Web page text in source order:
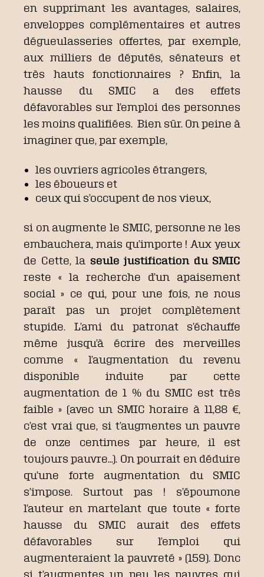
en supprimant les avantages, salaires,
enveloppes complémentaires et autres
dégueulasseries offertes, par exemple,
aux milliers de députés, sénateurs et
très hauts fonctionnaires ? Enfin, la
hausse du SMIC a des effets
défavorables sur l’emploi des personnes
les moins qualifiées. Bien sûr. On peine à
imaginer que, par exemple,
les ouvriers agricoles étrangers,
les éboueurs et
ceux qui s’occupent de nos vieux,
si on augmente le SMIC, personne ne les
embauchera, mais qu’importe ! Aux yeux
de Cette, la seule justification du SMIC
reste « la recherche d’un apaisement
social » ce qui, pour une fois, ne nous
paraît pas un projet complètement
stupide. L’ami du patronat s’échauffe
même jusqu’à écrire des merveilles
comme « l’augmentation du revenu
disponible induite par cette
augmentation de 1 % du SMIC est très
faible » (avec un SMIC horaire à 11,88 €,
c’est vrai que, si t’augmentes un pauvre
de onze centimes par heure, il est
toujours pauvre…). On pourrait en déduire
qu’une forte augmentation du SMIC
s’impose. Surtout pas ! s’époumone
l’auteur en martelant que toute « forte
hausse du SMIC aurait des effets
défavorables sur l’emploi qui
augmenteraient la pauvreté » (159). Donc
si t’augmentes un peu les pauvres qui